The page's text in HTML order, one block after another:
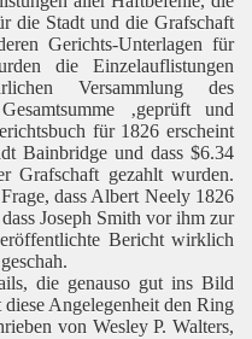
die Stadt und die Grafschaft
Gerichts-Unterlagen für
die Einzelauflistungen
Versammlung des
‚geprüft und
für 1826 erscheint
Bainbridge und dass $6.34
Grafschaft gezahlt wurden.
dass Albert Neely 1826
Joseph Smith vor ihm zur
Bericht wirklich
die genauso gut ins Bild
Angelegenheit den Ring
von Wesley P. Walters,